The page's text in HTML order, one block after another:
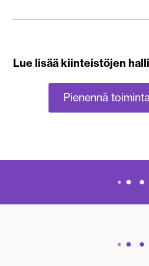
Lue lisää kiinteistöjen
Pienennä